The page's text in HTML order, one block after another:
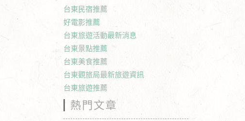
台東民宿推薦
好電影推薦
台東旅遊活動最新消息
台東景點推薦
台東美食推薦
台東觀旅局最新旅遊資訊
台東旅遊推薦
熱門文章